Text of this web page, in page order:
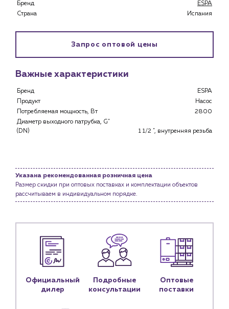
Каталог
Специализированным магазинам
Застройщикам
О компании
Водоснабжение и теплоснабжение
Сервис и обслуживание инженерных систем
Доставка
Портфолио
Бренд
ESPA
Страна
Испания
Запрос оптовой цены
Важные характеристики
Бренд
ESPA
Продукт
Насос
Потребляемая мощность, Вт
2800
Диаметр выходного патрубка, G"
(DN)
1 1/2 ", внутренняя резьба
Указана рекомендованная розничная цена
Размер скидки при оптовых поставках и комплектации объектов
рассчитываем в индивидуальном порядке.
Официальный
дилер
Подробные
консультации
Оптовые
поставки